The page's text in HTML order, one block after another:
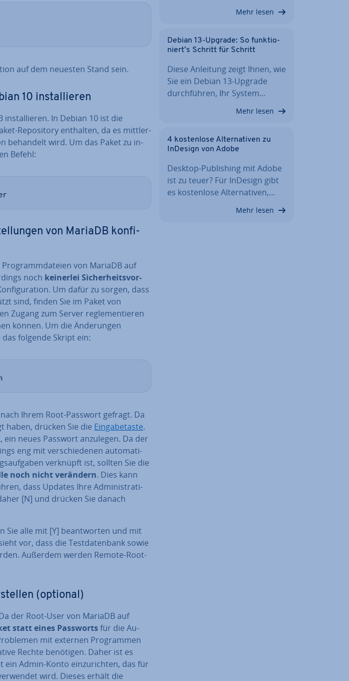
auf dem neuesten Stand sein.
10 in­stal­lie­ren
in­stal­lie­ren. In Debian 10 ist die
Re­po­si­to­ry enthalten, da es mitt­ler­
behandelt wird. Um das Paket zu in­
Befehl:
von MariaDB kon­fi­
von MariaDB auf
noch keinerlei Si­cher­heits­vor­
Um dafür zu sorgen, dass
sind, finden Sie im Paket von
Zugang zum Server re­gle­men­tie­ren
können. Um die Än­de­run­gen
folgende Skript ein:
Ihrem Root-Passwort gefragt. Da
haben, drücken Sie die Ein­ga­be­tas­te.
neues Passwort anzulegen. Da der
eng mit ver­schie­de­nen au­to­ma­ti­
verknüpft ist, sollten Sie die
noch nicht verändern. Dies kann
dass Updates Ihre Ad­mi­nis­tra­ti­
[N] und drücken Sie danach
Sie alle mit [Y] be­ant­wor­ten und mit
vor, dass die Test­da­ten­bank sowie
Außerdem werden Remote-Root-
(optional)
der Root-User von MariaDB auf
statt eines Passwortsfür die Au­
mit externen Pro­gram­men
Rechte benötigen. Daher ist es
ein Admin-Konto ein­zu­rich­ten, das für
wird. Dieses erhält die
Mehr lesen
Debian 13-Upgrade: So funk­tio­
niert’s Schritt für Schritt
Diese Anleitung zeigt Ihnen, wie
Sie ein Debian 13-Upgrade
durch­füh­ren, Ihr System…
Mehr lesen
4 kos­ten­lo­se Al­ter­na­ti­ven zu
InDesign von Adobe
Desktop-Pu­bli­shing mit Adobe
ist zu teuer? Für InDesign gibt
es kos­ten­lo­se Al­ter­na­ti­ven,…
Mehr lesen